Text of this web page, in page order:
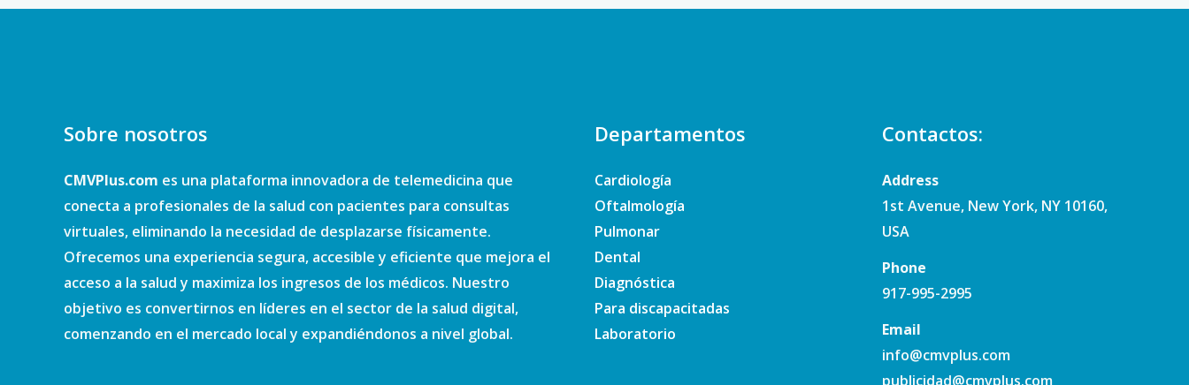
Sobre nosotros
CMVPlus.com es una plataforma innovadora de telemedicina que
conecta a profesionales de la salud con pacientes para consultas
virtuales, eliminando la necesidad de desplazarse físicamente.
Ofrecemos una experiencia segura, accesible y eficiente que mejora el
acceso a la salud y maximiza los ingresos de los médicos. Nuestro
objetivo es convertirnos en líderes en el sector de la salud digital,
comenzando en el mercado local y expandiéndonos a nivel global.
Departamentos
Cardiología
Oftalmología
Pulmonar
Dental
Diagnóstica
Para discapacitadas
Laboratorio
Contactos:
Address
1st Avenue, New York, NY 10160,
USA
Phone
917-995-2995
Email
info@cmvplus.com
publicidad@cmvplus.com